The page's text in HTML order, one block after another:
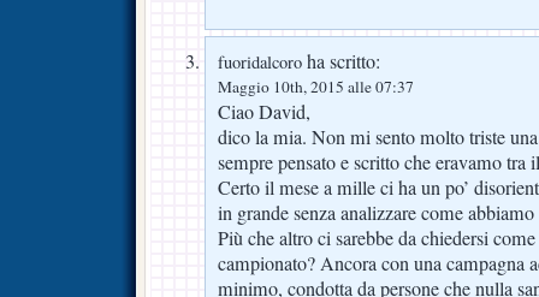
fuoridalcoro ha scritto:
Maggio 10th, 2015 alle 07:37
Ciao David,
dico la mia. Non mi sento molto triste
sempre pensato e scritto che eravamo tra
Certo il mese a mille ci ha un po’
in grande senza analizzare come
Più che altro ci sarebbe da chiedersi
campionato? Ancora con una campagna
minimo, condotta da persone che nulla